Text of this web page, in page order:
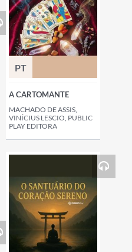
PT
A CARTOMANTE
MACHADO DE ASSIS,
VINÍCIUS LESCIO, PUBLIC
PLAY EDITORA